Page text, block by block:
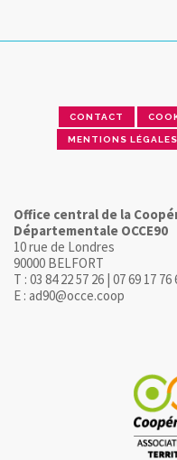
CONTACT
MENTIONS LÉGALES
Office central de la
Départementale OCCE90
10 rue de Londres
90000 BELFORT
T : 03 84 22 57 26 | 07 69 17 76
E : ad90@occe.coop